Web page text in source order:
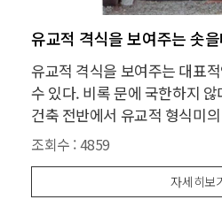
유교적 격식을 보여주는 솟
유교적 격식을 보여주는 대표
수 있다. 비록 문에 국한하지
건축 전반에서 유교적 형식미
다. 유교적 형식미란 사회미의
단적 가치에서 찾는 것이다. 유
는 규범적 미이다. 이것의 근거
의 미의 공통적 규칙성이다. 미
조회수 :4859
자세히보